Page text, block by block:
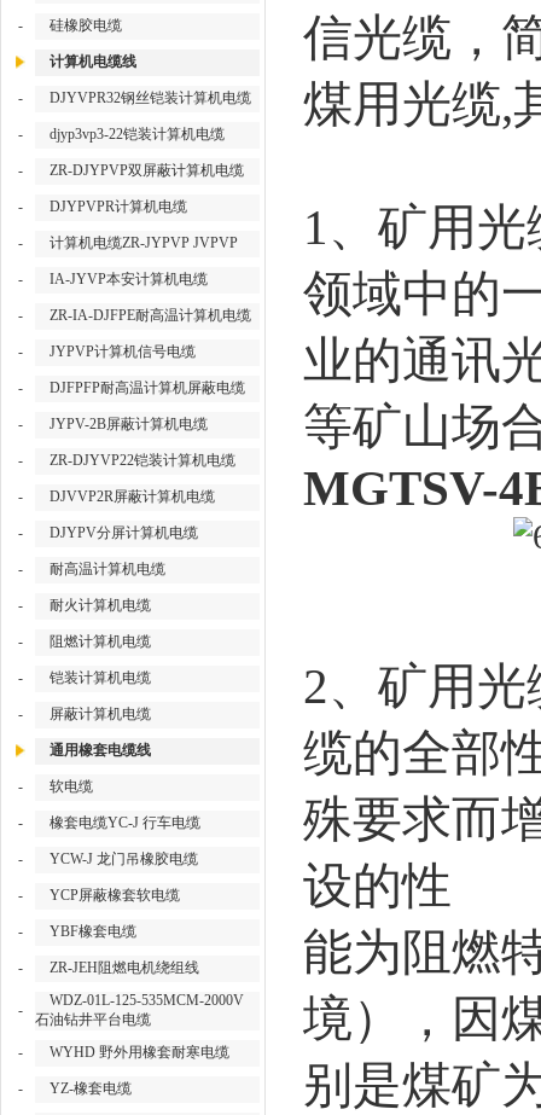
- 硅橡胶电缆
计算机电缆线
- DJYVPR32钢丝铠装计算机电缆
- djyp3vp3-22铠装计算机电缆
- ZR-DJYPVP双屏蔽计算机电缆
- DJYPVPR计算机电缆
- 计算机电缆ZR-JYPVP JVPVP
- IA-JYVP本安计算机电缆
- ZR-IA-DJFPE耐高温计算机电缆
- JYPVP计算机信号电缆
- DJFPFP耐高温计算机屏蔽电缆
- JYPV-2B屏蔽计算机电缆
- ZR-DJYVP22铠装计算机电缆
- DJVVP2R屏蔽计算机电缆
- DJYPV分屏计算机电缆
- 耐高温计算机电缆
- 耐火计算机电缆
- 阻燃计算机电缆
- 铠装计算机电缆
- 屏蔽计算机电缆
通用橡套电缆线
- 软电缆
- 橡套电缆YC-J 行车电缆
- YCW-J 龙门吊橡胶电缆
- YCP屏蔽橡套软电缆
- YBF橡套电缆
- ZR-JEH阻燃电机绕组线
-
WDZ-01L-125-535MCM-2000V
石油钻井平台电缆
-
WYHD 野外用橡套耐寒电缆
- YZ-橡套电缆
信光缆，
煤用光缆,
1、矿用光
领域中的
业的通讯
等矿山场
MGTSV-
2、矿用光
缆的全部
殊要求而
设的性
能为阻燃
境），因
别是煤矿